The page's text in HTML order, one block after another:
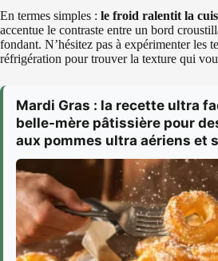
En termes simples : le froid ralentit la
accentue le contraste entre un bord
fondant. N’hésitez pas à expérimenter les
réfrigération pour trouver la texture qui
Mardi Gras : la recette ultra
belle-mère pâtissière pour
aux pommes ultra aériens et